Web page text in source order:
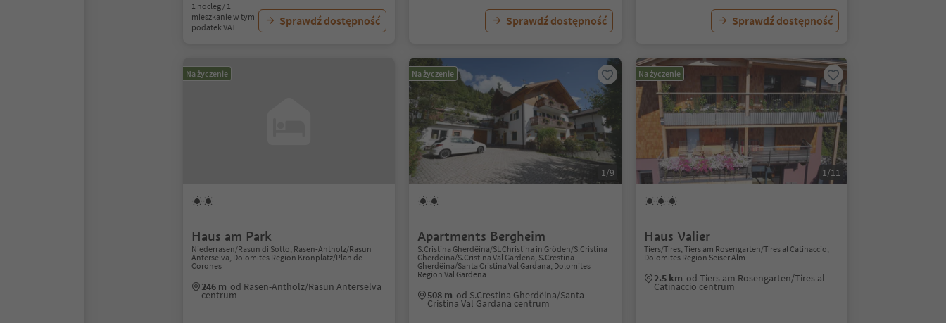
1 nocleg / 1
mieszkanie w tym
podatek VAT
Sprawdź dostępność Sprawdź dostępność Sprawdź dostępność
Na życzenie
Haus am Park
Niederrasen/Rasun di Sotto, Rasen-Antholz/Rasun
Anterselva, Dolomites Region Kronplatz/Plan de
Corones
246 m od Rasen-Antholz/Rasun Anterselva
centrum
Na życzenie
1/9
Apartments Bergheim
S.Cristina Gherdëina/St.Christina in Gröden/S.Cristina
Gherdëina/S.Cristina Val Gardena, S.Crestina
Gherdëina/Santa Cristina Val Gardana, Dolomites
Region Val Gardena
508 m od S.Crestina Gherdëina/Santa
Cristina Val Gardana centrum
Na życzenie
1/11
Haus Valier
Tiers/Tires, Tiers am Rosengarten/Tires al Catinaccio,
Dolomites Region Seiser Alm
2.5 km od Tiers am Rosengarten/Tires al
Catinaccio centrum